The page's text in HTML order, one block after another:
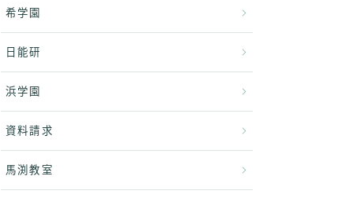
希学園
日能研
浜学園
資料請求
馬渕教室